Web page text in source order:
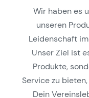
Wir haben es
unseren
Leidenschaft
Unser Ziel ist
Produkte,
Service zu
Dein